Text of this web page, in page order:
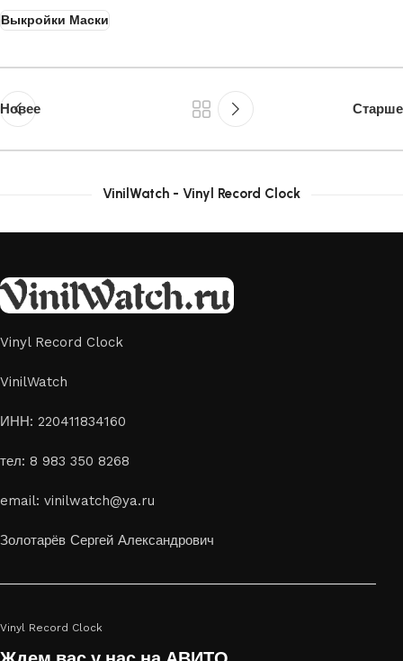
Выкройки Маски
Новее Старше
VinilWatch - Vinyl Record Clock
Vinyl Record Clock
VinilWatch
ИНН: 220411834160
тел: 8 983 350 8268
email: vinilwatch@ya.ru
Золотарёв Сергей Александрович
Vinyl Record Clock